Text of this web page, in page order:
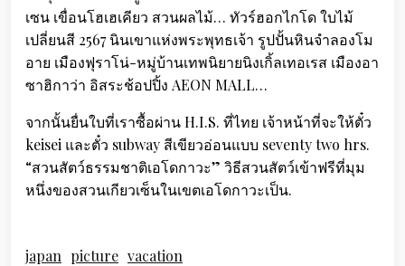
เซน เขื่อนโฮเฮเคียว สวนผลไม้… ทัวร์ฮอกไกโด ใบไม้
เปลี่ยนสี 2567 นินเขาแห่งพระพุทธเจ้า รูปปั้นหินจำลองโม
อาย เมืองฟุราโน่-หมู่บ้านเทพนิยายนิงเกิ้ลเทอเรส เมืองอา
ซาฮิกาว่า อิสระช้อปปิ้ง AEON MALL…
จากนั้นยื่นใบที่เราซื้อผ่าน H.I.S. ที่ไทย เจ้าหน้าที่จะให้ตั๋ว
keisei และตั๋ว subway สีเขียวอ่อนแบบ seventy two hrs.
“สวนสัตว์ธรรมชาติเอโดกาวะ” วิธีสวนสัตว์เข้าฟรีที่มุม
หนึ่งของสวนเกียวเซ็นในเขตเอโดกาวะเป็น.
japan picture vacation